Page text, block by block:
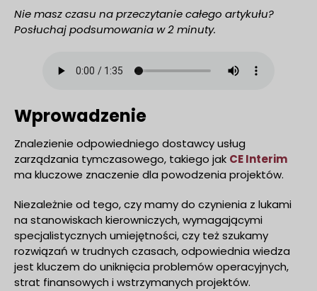
Nie masz czasu na przeczytanie całego artykułu?
Posłuchaj podsumowania w 2 minuty.
Wprowadzenie
Znalezienie odpowiedniego dostawcy usług
zarządzania tymczasowego, takiego jak CE Interim
ma kluczowe znaczenie dla powodzenia projektów.
Niezależnie od tego, czy mamy do czynienia z lukami
na stanowiskach kierowniczych, wymagającymi
specjalistycznych umiejętności, czy też szukamy
rozwiązań w trudnych czasach, odpowiednia wiedza
jest kluczem do uniknięcia problemów operacyjnych,
strat finansowych i wstrzymanych projektów.